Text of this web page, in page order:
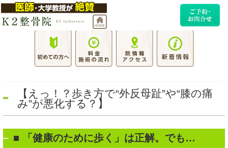
【えっ！？歩き方で“外反母趾”や“膝の痛
み”が悪化する？】
■ 「健康のために歩く」は正解。でも…